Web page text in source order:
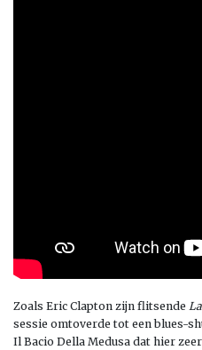
Zoals Eric Clapton zijn flitsende
sessie omtoverde tot een blues-
Il Bacio Della Medusa dat hier